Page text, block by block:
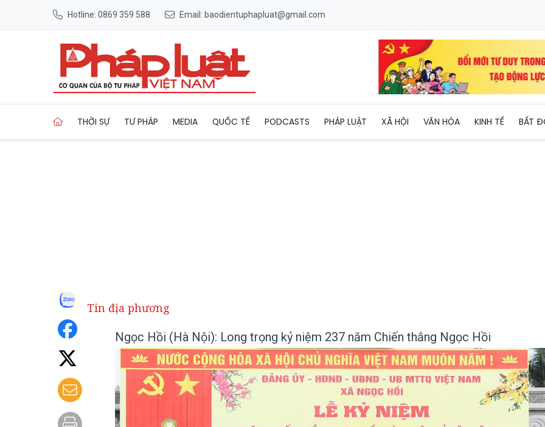
Hotline: 0869 359 588 Email: baodientuphapluat@gmail.com
THỜI SỰ TƯ PHÁP MEDIA QUỐC TẾ PODCASTS PHÁP LUẬT XÃ HỘI VĂN HÓA KINH TẾ BẤT
Tin địa phương
Ngọc Hồi (Hà Nội): Long trọng kỷ niệm 237 năm Chiến thắng Ngọc Hồi